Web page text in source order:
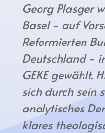
Georg Plasger
Basel - auf
Reformierten
Deutschland -
GEKE gewählt.
sich durch sein
analytisches
klares